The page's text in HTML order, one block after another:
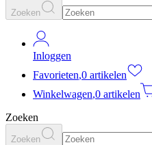
Zoeken
Inloggen
Favorieten,0 artikelen
Winkelwagen,0 artikelen
Zoeken
Zoeken